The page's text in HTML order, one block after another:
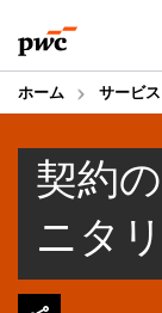
to
content
to
footer
ホーム サービス
契約
ニタ